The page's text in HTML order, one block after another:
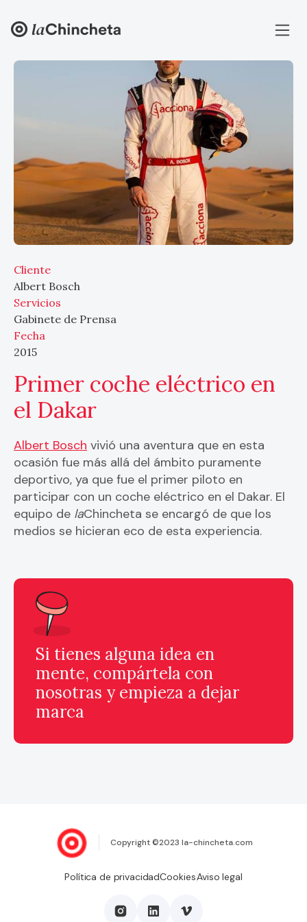
Cliente
Albert Bosch
Servicios
Gabinete de Prensa
Fecha
2015
Primer coche eléctrico en
el Dakar
Albert Bosch vivió una aventura que en esta
ocasión fue más allá del ámbito puramente
deportivo, ya que fue el primer piloto en
participar con un coche eléctrico en el Dakar. El
equipo de laChincheta se encargó de que los
medios se hicieran eco de esta experiencia.
Si tienes alguna idea en
mente, compártela con
nosotras y empieza a dejar
marca
Copyright ©2023 la-chincheta.com
Política de privacidadCookiesAviso legal